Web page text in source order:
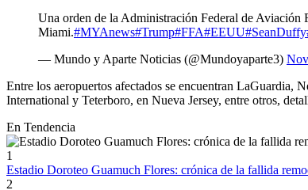
Una orden de la Administración Federal de Aviación
Miami.#MYAnews#Trump#FFA#EEUU#SeanDuffy
— Mundo y Aparte Noticias (@Mundoyaparte3)
Entre los aeropuertos afectados se encuentran
International y Teterboro, en Nueva Jersey, entre otros,
En Tendencia
1
Estadio Doroteo Guamuch Flores: crónica de la fallida
2